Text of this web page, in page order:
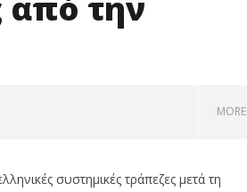
MORE
συστημικές τράπεζες μετά τη